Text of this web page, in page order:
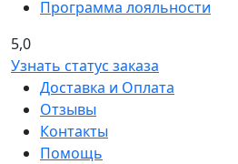
Программа лояльности
5,0
Узнать статус заказа
Доставка и Оплата
Отзывы
Контакты
Помощь